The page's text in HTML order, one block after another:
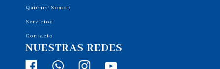
Quiénes Somos
Servicios
Contacto
NUESTRAS REDES